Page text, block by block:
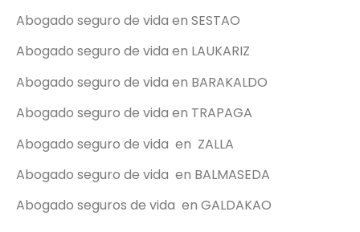
Abogado seguro de vida en SESTAO
Abogado seguro de vida en LAUKARIZ
Abogado seguro de vida en BARAKALDO
Abogado seguro de vida en TRAPAGA
Abogado seguro de vida en ZALLA
Abogado seguro de vida en BALMASEDA
Abogado seguros de vida en GALDAKAO